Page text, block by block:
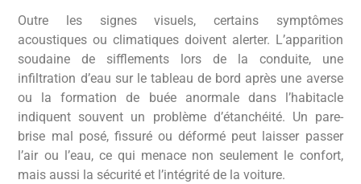
Outre les signes visuels, certains symptômes
acoustiques ou climatiques doivent alerter. L’apparition
soudaine de sifflements lors de la conduite, une
infiltration d’eau sur le tableau de bord après une averse
ou la formation de buée anormale dans l’habitacle
indiquent souvent un problème d’étanchéité. Un pare-
brise mal posé, fissuré ou déformé peut laisser passer
l’air ou l’eau, ce qui menace non seulement le confort,
mais aussi la sécurité et l’intégrité de la voiture.